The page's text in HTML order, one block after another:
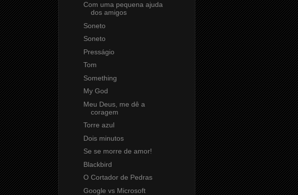
Com uma pequena ajuda
dos amigos
Soneto
Soneto
Presságio
Tom
Something
My God
Meu Deus, me dê a
coragem
Torre azul
Dois minutos
Se se morre de amor!
Blackbird
O Cortador de Pedras
Google vs Microsoft